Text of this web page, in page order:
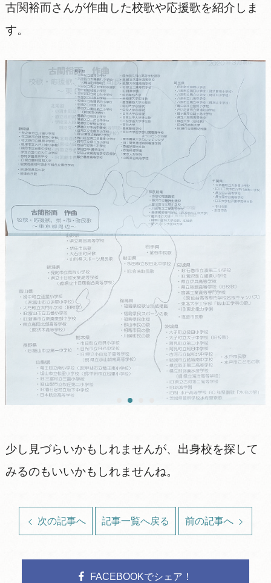
古関裕而さんが作曲した校歌や応援歌を紹介しま
す。
少し見づらいかもしれませんが、出身校を探して
みるのもいいかもしれませんね。
次の記事へ 記事一覧へ戻る 前の記事へ
FACEBOOKでシェア！